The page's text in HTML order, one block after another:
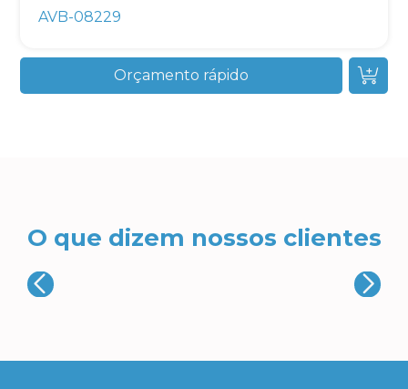
AVB-08229
Orçamento rápido
O que dizem nossos clientes